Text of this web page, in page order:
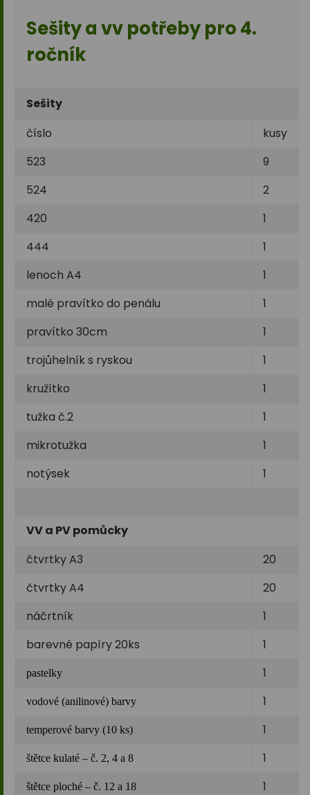
Sešity a vv potřeby pro 4.
ročník
Sešity
číslo
kusy
523
9
524
2
420
1
444
1
lenoch A4
1
malé pravítko do penálu
1
pravítko 30cm
1
trojůhelník s ryskou
1
kružítko
1
tužka č.2
1
mikrotužka
1
notýsek
1
VV a PV pomůcky
čtvrtky A3
20
čtvrtky A4
20
náčrtník
1
barevné papíry 20ks
1
pastelky 1
vodové (anilinové) barvy 1
temperové barvy (10 ks) 1
štětce kulaté – č. 2, 4 a 8 1
štětce ploché – č. 12 a 18
1